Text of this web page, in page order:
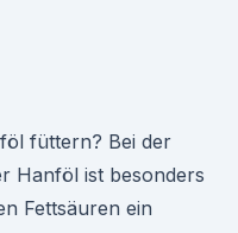
füttern? Bei der
Hanföl ist besonders
Fettsäuren ein